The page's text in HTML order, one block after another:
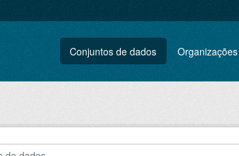
Conjuntos de dados Organizações